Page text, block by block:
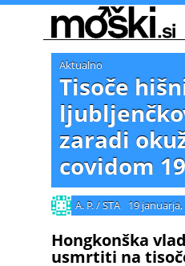
Aktualno
Tisoče
zaradi
covidom
A. P. / STA 19 januarja,
Hongkonška
usmrtiti na